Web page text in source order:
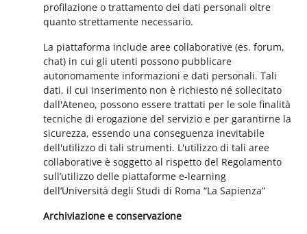
profilazione o trattamento dei dati personali oltre
quanto strettamente necessario.
La piattaforma include aree collaborative (es. forum,
chat) in cui gli utenti possono pubblicare
autonomamente informazioni e dati personali. Tali
dati, il cui inserimento non è richiesto né sollecitato
dall'Ateneo, possono essere trattati per le sole finalità
tecniche di erogazione del servizio e per garantirne la
sicurezza, essendo una conseguenza inevitabile
dell'utilizzo di tali strumenti. L'utilizzo di tali aree
collaborative è soggetto al rispetto del Regolamento
sull’utilizzo delle piattaforme e-learning
dell’Università degli Studi di Roma “La Sapienza”
Archiviazione e conservazione